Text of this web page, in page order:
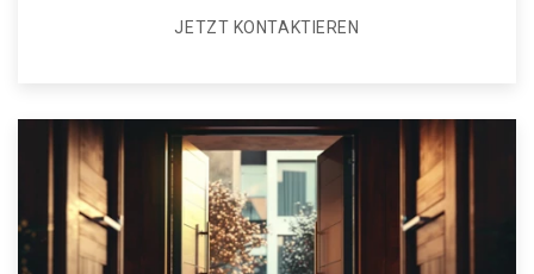
JETZT KONTAKTIEREN